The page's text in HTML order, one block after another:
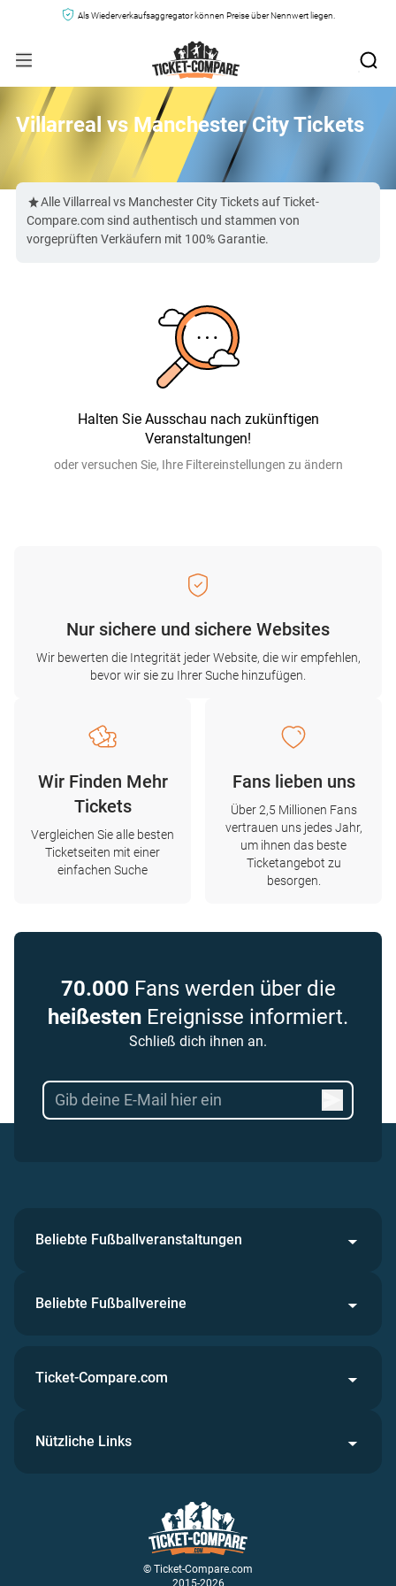
Als Wiederverkaufsaggregator können Preise über Nennwert liegen.
Villarreal vs Manchester City Tickets
Alle Villarreal vs Manchester City Tickets auf Ticket-
Compare.com sind authentisch und stammen von
vorgeprüften Verkäufern mit 100% Garantie.
Halten Sie Ausschau nach zukünftigen
Veranstaltungen!
oder versuchen Sie, Ihre Filtereinstellungen zu ändern
Nur sichere und sichere Websites
Wir bewerten die Integrität jeder Website, die wir empfehlen,
bevor wir sie zu Ihrer Suche hinzufügen.
Wir Finden Mehr
Tickets
Vergleichen Sie alle besten
Ticketseiten mit einer
einfachen Suche
Fans lieben uns
Über 2,5 Millionen Fans
vertrauen uns jedes Jahr,
um ihnen das beste
Ticketangebot zu
besorgen.
70.000 Fans werden über die
heißesten Ereignisse informiert.
Schließ dich ihnen an.
Beliebte Fußballveranstaltungen
Beliebte Fußballvereine
© Ticket-Compare.com
2015-2026
Ticket-Compare.com
Nützliche Links